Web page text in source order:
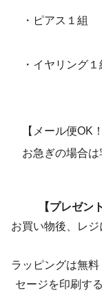
・ピアス１組
・イヤリング１
【メール便OK！
お急ぎの場合は
【プレゼン
お買い物後、レ
ラッピングは無
セージを印刷す